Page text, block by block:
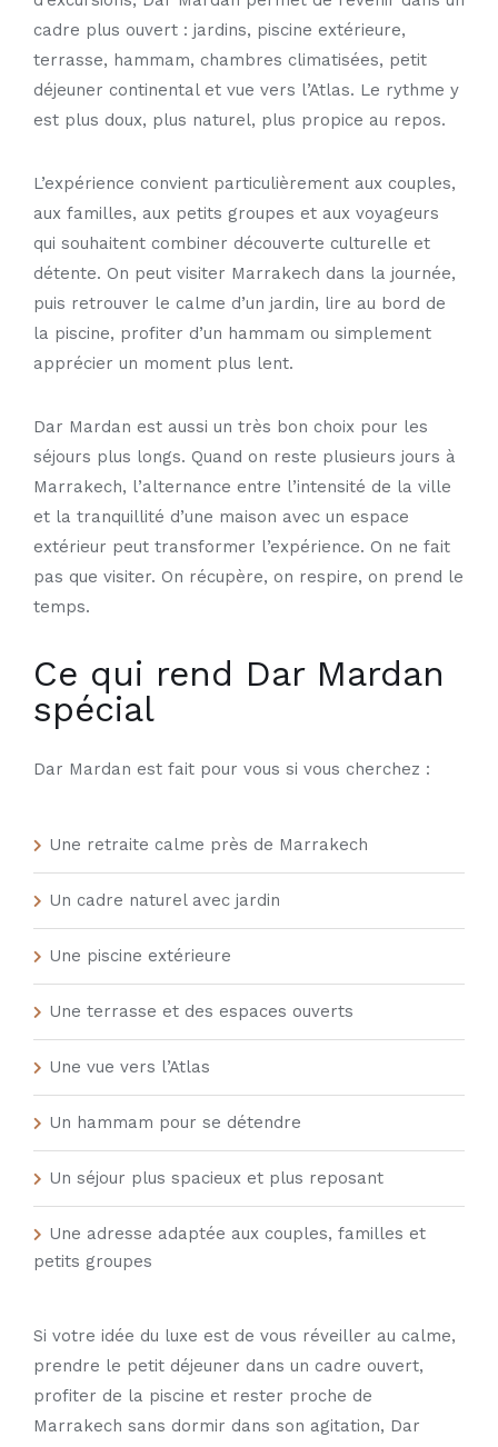
cadre plus ouvert : jardins, piscine extérieure,
terrasse, hammam, chambres climatisées, petit
déjeuner continental et vue vers l’Atlas. Le rythme y
est plus doux, plus naturel, plus propice au repos.
L’expérience convient particulièrement aux couples,
aux familles, aux petits groupes et aux voyageurs
qui souhaitent combiner découverte culturelle et
détente. On peut visiter Marrakech dans la journée,
puis retrouver le calme d’un jardin, lire au bord de
la piscine, profiter d’un hammam ou simplement
apprécier un moment plus lent.
Dar Mardan est aussi un très bon choix pour les
séjours plus longs. Quand on reste plusieurs jours à
Marrakech, l’alternance entre l’intensité de la ville
et la tranquillité d’une maison avec un espace
extérieur peut transformer l’expérience. On ne fait
pas que visiter. On récupère, on respire, on prend le
temps.
Ce qui rend Dar Mardan
spécial
Dar Mardan est fait pour vous si vous cherchez :
Une retraite calme près de Marrakech
Un cadre naturel avec jardin
Une piscine extérieure
Une terrasse et des espaces ouverts
Une vue vers l’Atlas
Un hammam pour se détendre
Un séjour plus spacieux et plus reposant
Une adresse adaptée aux couples, familles et
petits groupes
Si votre idée du luxe est de vous réveiller au calme,
prendre le petit déjeuner dans un cadre ouvert,
profiter de la piscine et rester proche de
Marrakech sans dormir dans son agitation, Dar